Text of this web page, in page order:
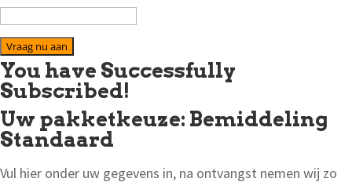
Vraag nu aan
You have Successfully
Subscribed!
Uw pakketkeuze: Bemiddeling
Standaard
Vul hier onder uw gegevens in, na ontvangst nemen wij zo